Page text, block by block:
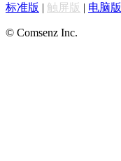
标准版 | 触屏版 | 电脑版
© Comsenz Inc.